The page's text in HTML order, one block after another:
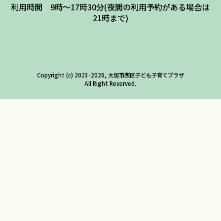
利用時間 9時～17時30分(夜間の利用予約がある場合は
21時まで)
Copyright (c) 2023-2026, 大阪市西区子ども子育てプラザ
All Right Reserved.